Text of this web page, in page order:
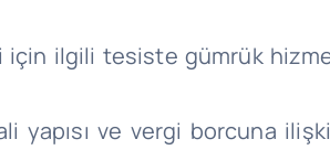
ilgili tesiste gümrük
yapısı ve vergi borcuna